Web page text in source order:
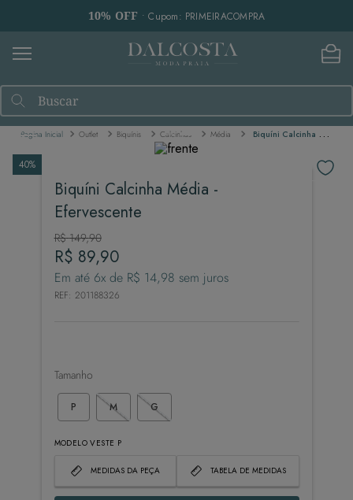
10% OFF • Cupom: PRIMEIRACOMPRA
Buscar
Outlet Biquínis Calcinhas Média Biquíni Calcinha Média - Efervescente
40%
Biquíni Calcinha Média -
Efervescente
R$ 149,90
R$ 89,90
Em até 6x de R$ 14,98 sem juros
REF: 201188326
Tamanho
P M G
MODELO VESTE P
MEDIDAS DA PEÇA TABELA DE MEDIDAS